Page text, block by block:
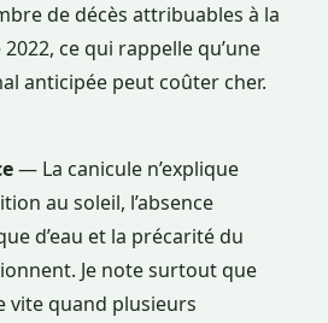
de décès attribuables à la
ce qui rappelle qu’une
anticipée peut coûter cher.
— La canicule n’explique
au soleil, l’absence
d’eau et la précarité du
Je note surtout que
vite quand plusieurs